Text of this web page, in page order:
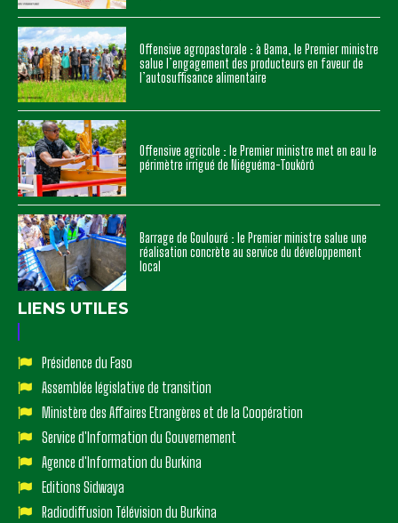
Offensive agropastorale : à Bama, le Premier ministre
salue l’engagement des producteurs en faveur de
l’autosuffisance alimentaire
Offensive agricole : le Premier ministre met en eau le
périmètre irrigué de Niéguéma-Toukôrô
Barrage de Goulouré : le Premier ministre salue une
réalisation concrète au service du développement
local
LIENS UTILES
Présidence du Faso
Assemblée législative de transition
Ministère des Affaires Etrangères et de la Coopération
Service d'Information du Gouvernement
Agence d'Information du Burkina
Editions Sidwaya
Radiodiffusion Télévision du Burkina